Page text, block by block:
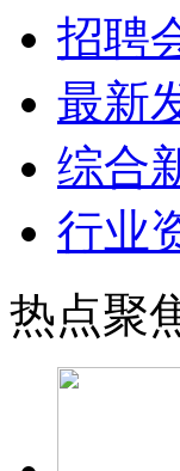
招聘
最新
综合
行业
热点聚